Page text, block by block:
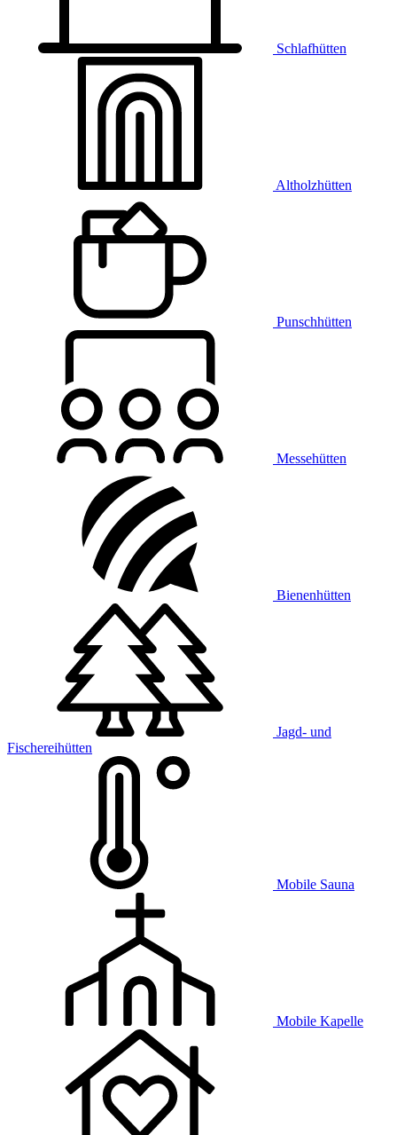
Schlafhütten
Altholzhütten
Punschhütten
Messehütten
Bienenhütten
Jagd- und
Fischereihütten
Mobile Sauna
Mobile Kapelle